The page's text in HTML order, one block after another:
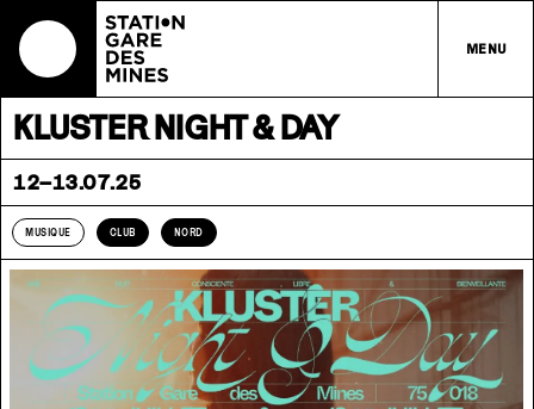
MENU
KLUSTER NIGHT & DAY
12–13.07.25
MUSIQUE CLUB NORD